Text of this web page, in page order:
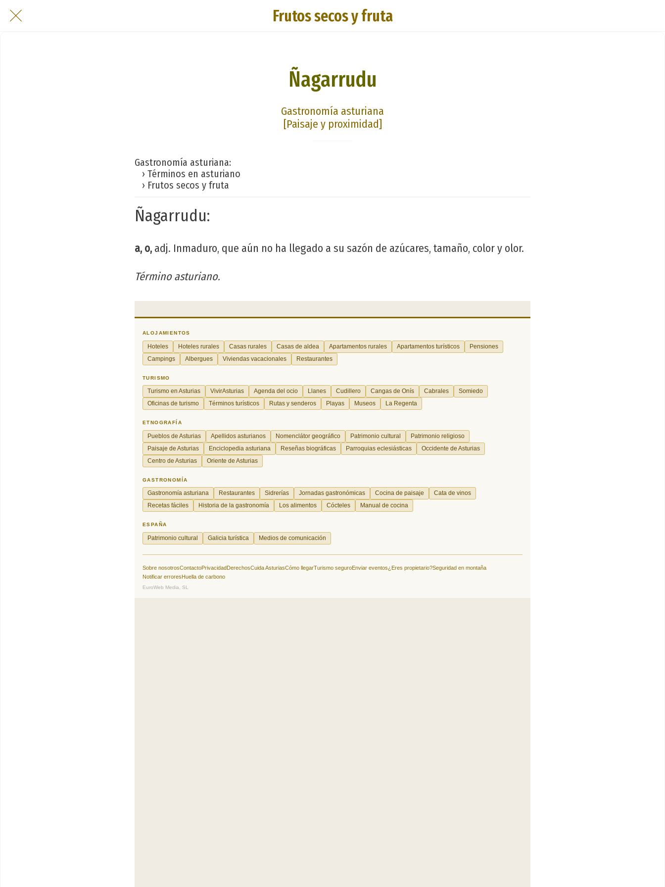
Frutos secos y fruta
Ñagarrudu
Gastronomía asturiana
[Paisaje y proximidad]
Gastronomía asturiana:
› Términos en asturiano
› Frutos secos y fruta
Ñagarrudu:
a, o, adj. Inmaduro, que aún no ha llegado a su sazón de azúcares, tamaño, color y olor.
Término asturiano.